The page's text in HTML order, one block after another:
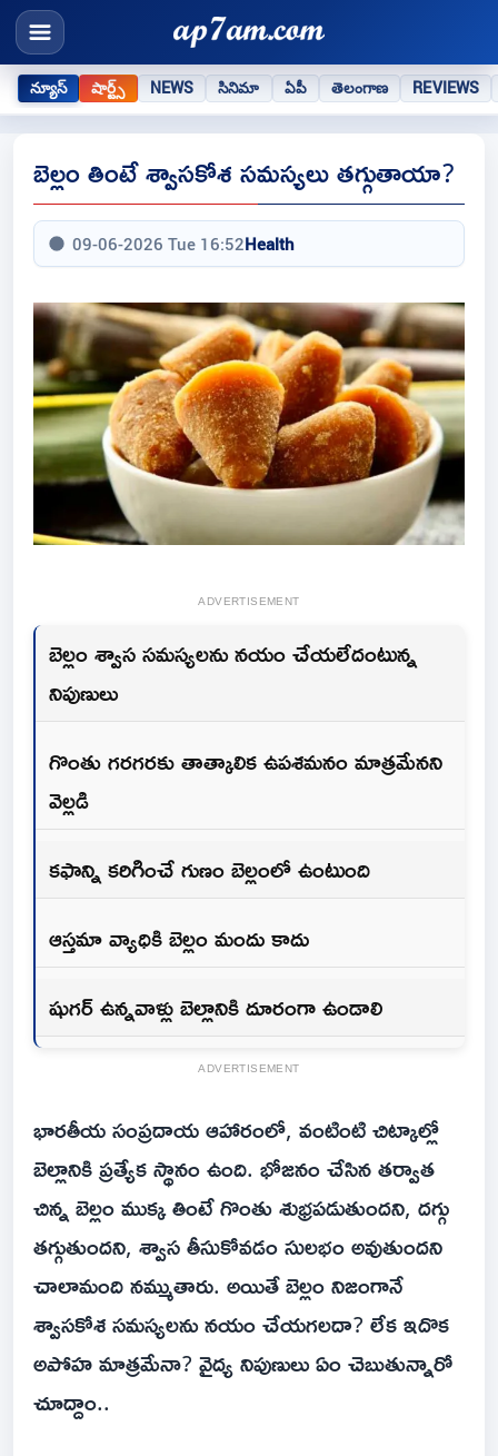
న్యూస్ షార్ట్స్ NEWS సినిమా ఏపీ తెలంగాణ REVIEWS
బెల్లం తింటే శ్వాసకోశ సమస్యలు తగ్గుతాయా?
09-06-2026 Tue 16:52Health
ADVERTISEMENT
బెల్లం శ్వాస సమస్యలను నయం చేయలేదంటున్న
నిపుణులు
గొంతు గరగరకు తాత్కాలిక ఉపశమనం మాత్రమేనని
వెల్లడి
కఫాన్ని కరిగించే గుణం బెల్లంలో ఉంటుంది
ఆస్తమా వ్యాధికి బెల్లం మందు కాదు
షుగర్ ఉన్నవాళ్లు బెల్లానికి దూరంగా ఉండాలి
ADVERTISEMENT
భారతీయ సంప్రదాయ ఆహారంలో, వంటింటి చిట్కాల్లో
బెల్లానికి ప్రత్యేక స్థానం ఉంది. భోజనం చేసిన తర్వాత
చిన్న బెల్లం ముక్క తింటే గొంతు శుభ్రపడుతుందని, దగ్గు
తగ్గుతుందని, శ్వాస తీసుకోవడం సులభం అవుతుందని
చాలామంది నమ్ముతారు. అయితే బెల్లం నిజంగానే
శ్వాసకోశ సమస్యలను నయం చేయగలదా? లేక ఇదొక
అపోహ మాత్రమేనా? వైద్య నిపుణులు ఏం చెబుతున్నారో
చూద్దాం..